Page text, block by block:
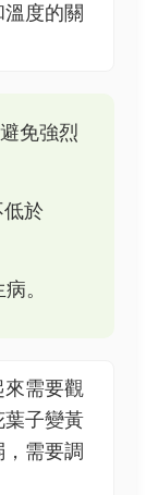
度的關
免強烈
於
。
來需要觀
葉子變黃
需要調